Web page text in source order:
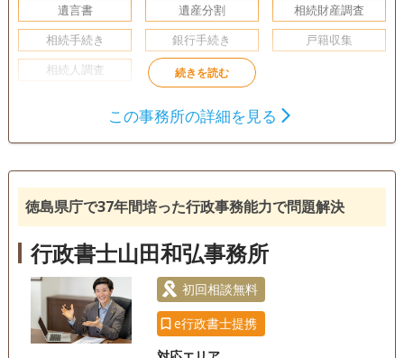
遺言書 遺産分割
相続財産調査
相続手続き
銀行手続き
戸籍収集
相続人調査
事務所面談可
この事務所の詳細を見る
徳島県庁で37年間培った行政事務能力で問題解決
行政書士山田和弘事務所
初回相談無料
e行政書士提携